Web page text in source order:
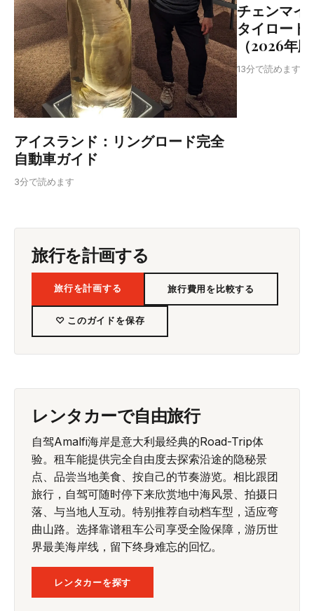
アイスランド：リングロード完全
自動車ガイド
3分で読めます
チェンマイ
タイロード
（2026年
13分で読めます
旅行を計画する
旅行を計画する 旅行費用を比較する
♡ このガイドを保存
レンタカーで自由旅行
自驾Amalfi海岸是意大利最经典的Road-Trip体
验。租车能提供完全自由度去探索沿途的隐秘景
点、品尝当地美食、按自己的节奏游览。相比跟团
旅行，自驾可随时停下来欣赏地中海风景、拍摄日
落、与当地人互动。特别推荐自动档车型，适应弯
曲山路。选择靠谱租车公司享受全险保障，游历世
界最美海岸线，留下终身难忘的回忆。
レンタカーを探す